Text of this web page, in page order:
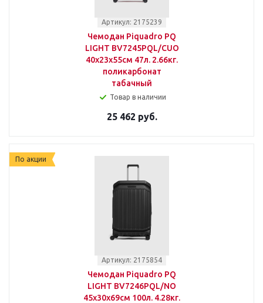
Артикул: 2175239
Чемодан Piquadro PQ
LIGHT BV7245PQL/CUO
40x23x55см 47л. 2.66кг.
поликарбонат
табачный
Товар в наличии
25 462 руб.
По акции
Артикул: 2175854
Чемодан Piquadro PQ
LIGHT BV7246PQL/NO
45x30x69см 100л. 4.28кг.